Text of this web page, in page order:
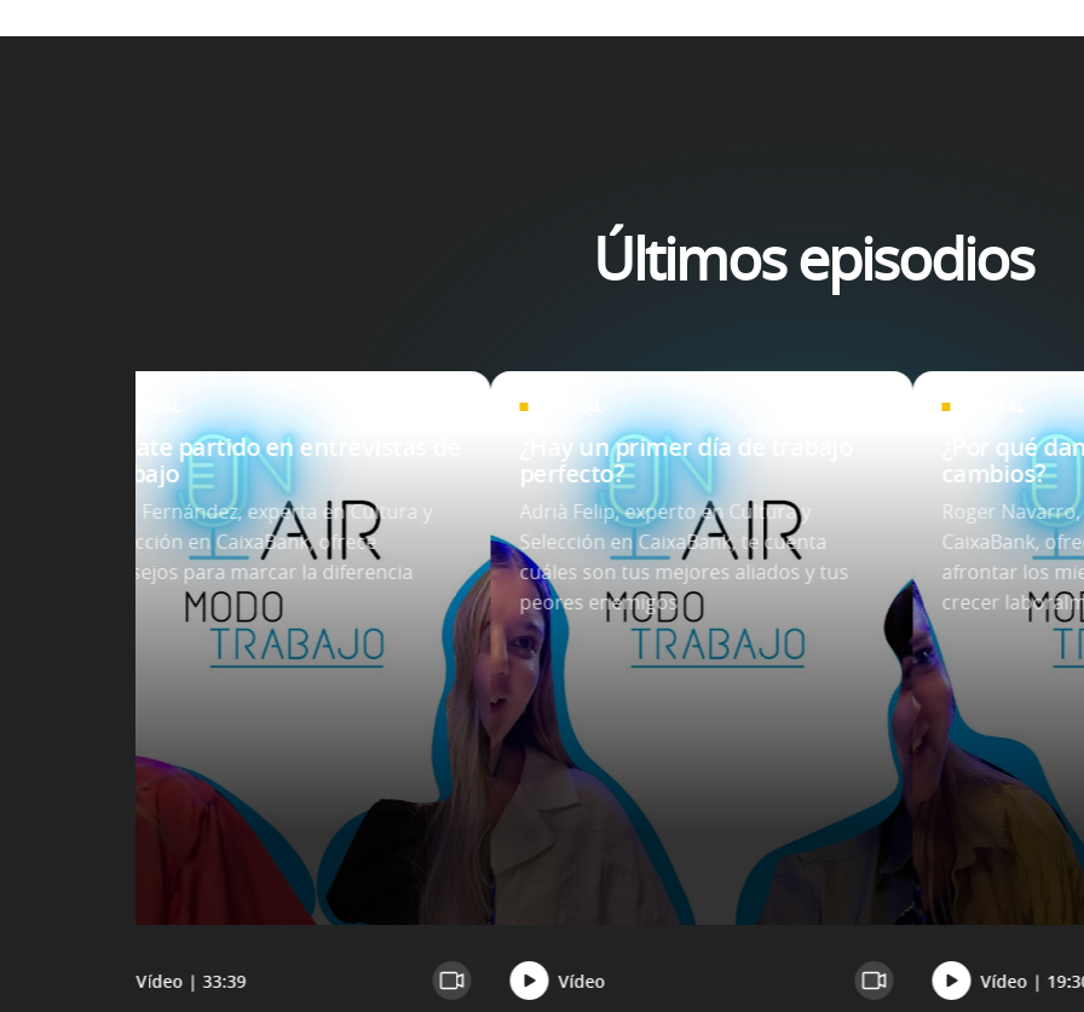
Últimos episodios
Sácate partido en entrevistas de
trabajo
Aida Fernández, experta en Cultura y
Selección en CaixaBank, ofrece
consejos para marcar la diferencia
Vídeo | 33:39
¿Hay un primer día de trabajo
perfecto?
Adrià Felip, experto en Cultura y
Selección en CaixaBank, te cuenta
cuáles son tus mejores aliados y tus
peores enemigos
Vídeo
¿Por qué
cambios?
Roger
CaixaBank,
afrontar los
crecer
Vídeo |